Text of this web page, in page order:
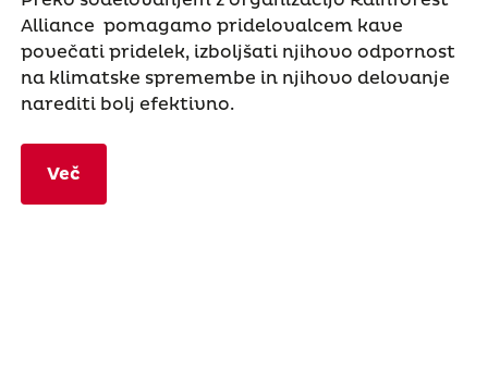
Alliance pomagamo pridelovalcem kave
povečati pridelek, izboljšati njihovo odpornost
na klimatske spremembe in njihovo delovanje
narediti bolj efektivno.
Več